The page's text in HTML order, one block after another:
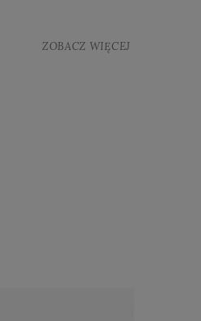
ZOBACZ WIĘCEJ